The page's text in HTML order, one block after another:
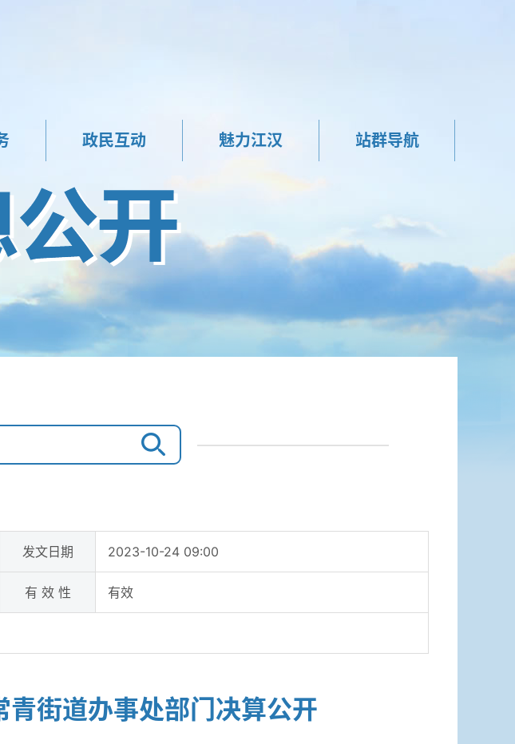
政民互动 魅力江汉 站群导航
发文日期 2023-10-24 09:00
有 效 性 有效
街道办事处部门决算公开